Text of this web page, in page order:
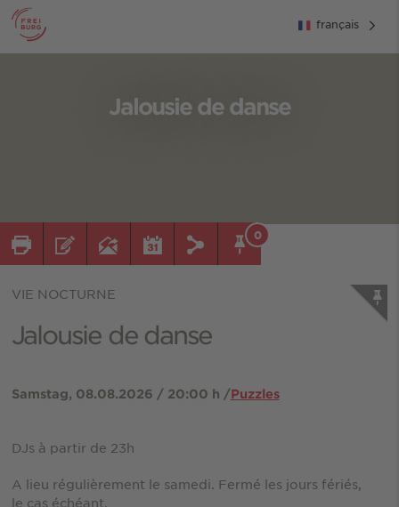
français
Jalousie de danse
0
VIE NOCTURNE
Jalousie de danse
Samstag, 08.08.2026 / 20:00 h /Puzzles
DJs à partir de 23h
A lieu régulièrement le samedi. Fermé les jours fériés,
le cas échéant.